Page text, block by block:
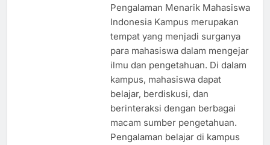
Pengalaman Menarik Mahasiswa
Indonesia Kampus merupakan
tempat yang menjadi surganya
para mahasiswa dalam mengejar
ilmu dan pengetahuan. Di dalam
kampus, mahasiswa dapat
belajar, berdiskusi, dan
berinteraksi dengan berbagai
macam sumber pengetahuan.
Pengalaman belajar di kampus